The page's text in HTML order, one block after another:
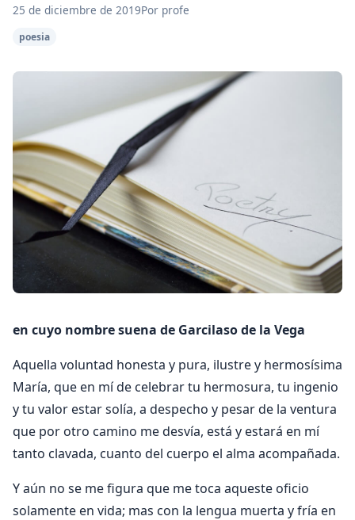
25 de diciembre de 2019Por profe
poesia
en cuyo nombre suena de Garcilaso de la Vega
Aquella voluntad honesta y pura, ilustre y hermosísima
María, que en mí de celebrar tu hermosura, tu ingenio
y tu valor estar solía, a despecho y pesar de la ventura
que por otro camino me desvía, está y estará en mí
tanto clavada, cuanto del cuerpo el alma acompañada.
Y aún no se me figura que me toca aqueste oficio
solamente en vida; mas con la lengua muerta y fría en